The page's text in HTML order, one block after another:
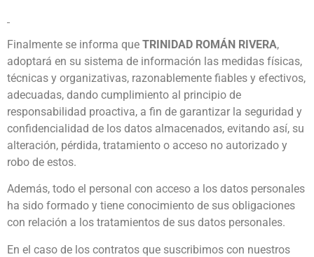
Finalmente se informa que TRINIDAD ROMÁN RIVERA,
adoptará en su sistema de información las medidas físicas,
técnicas y organizativas, razonablemente fiables y efectivos,
adecuadas, dando cumplimiento al principio de
responsabilidad proactiva, a fin de garantizar la seguridad y
confidencialidad de los datos almacenados, evitando así, su
alteración, pérdida, tratamiento o acceso no autorizado y
robo de estos.
Además, todo el personal con acceso a los datos personales
ha sido formado y tiene conocimiento de sus obligaciones
con relación a los tratamientos de sus datos personales.
En el caso de los contratos que suscribimos con nuestros